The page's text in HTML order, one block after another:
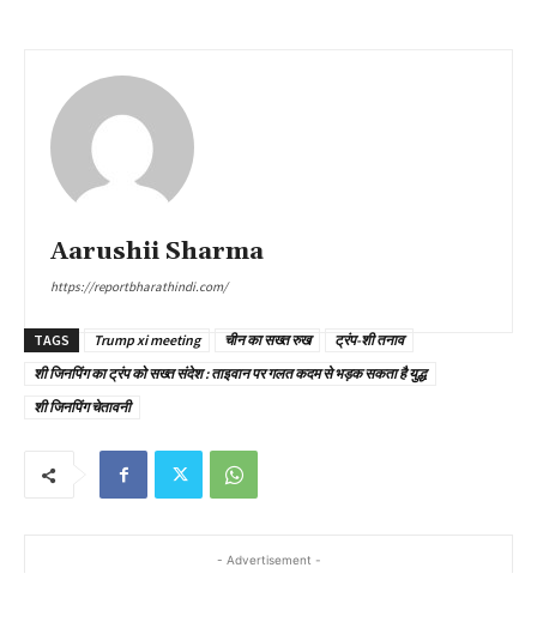
Aarushii Sharma
https://reportbharathindi.com/
TAGS Trump xi meeting चीन का सख्त रुख
ट्रंप-शी तनाव
शी जिनपिंग का ट्रंप को सख्त संदेश : ताइवान पर गलत कदम से भड़क सकता है युद्ध
शी जिनपिंग चेतावनी
- Advertisement -